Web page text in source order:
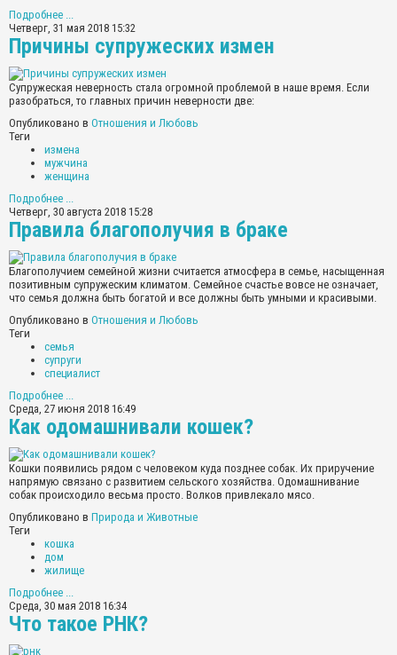
Подробнее ...
Четверг, 31 мая 2018 15:32
Причины супружеских измен
Супружеская неверность стала огромной проблемой в наше время. Если
разобраться, то главных причин неверности две:
Опубликовано в Отношения и Любовь
Теги
измена
мужчина
женщина
Подробнее ...
Четверг, 30 августа 2018 15:28
Правила благополучия в браке
Благополучием семейной жизни считается атмосфера в семье, насыщенная
позитивным супружеским климатом. Семейное счастье вовсе не означает,
что семья должна быть богатой и все должны быть умными и красивыми.
Опубликовано в Отношения и Любовь
Теги
семья
супруги
специалист
Подробнее ...
Среда, 27 июня 2018 16:49
Как одомашнивали кошек?
Кошки появились рядом с человеком куда позднее собак. Их приручение
напрямую связано с развитием сельского хозяйства. Одомашнивание
собак происходило весьма просто. Волков привлекало мясо.
Опубликовано в Природа и Животные
Теги
кошка
дом
жилище
Подробнее ...
Среда, 30 мая 2018 16:34
Что такое РНК?